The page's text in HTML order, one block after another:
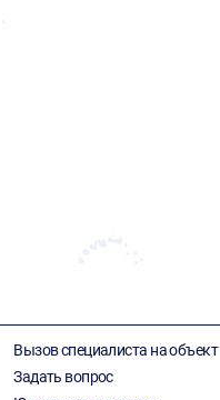
Вызов специалиста на объект
Задать вопрос